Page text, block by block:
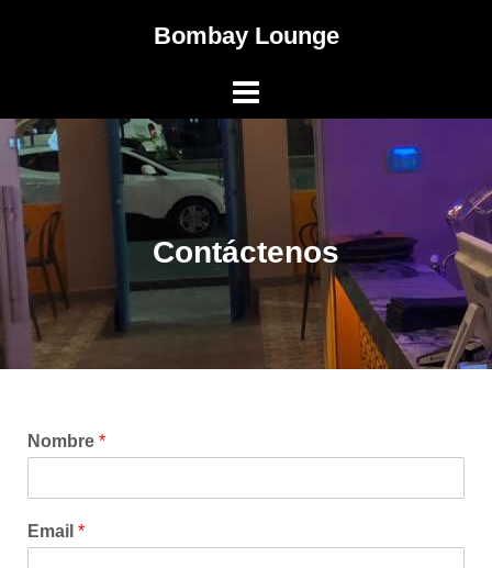
Bombay Lounge
Contáctenos
Nombre *
Email *